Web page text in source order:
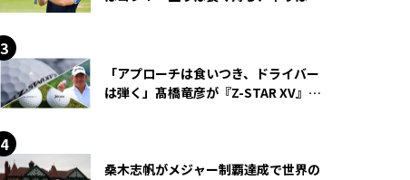
「アプローチは食いつき、ドライバー
は弾く」髙橋竜彦が『Z-STAR XV』を
桑木志帆がメジャー制覇達成で世界の